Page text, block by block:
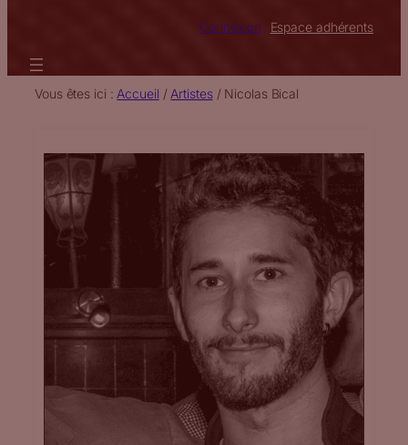
Connexion Espace adhérents
Vous êtes ici : Accueil / Artistes/ Nicolas Bical